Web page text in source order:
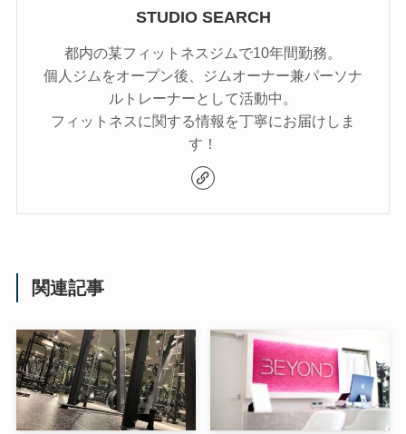
STUDIO SEARCH
都内の某フィットネスジムで10年間勤務。
個人ジムをオープン後、ジムオーナー兼パーソナ
ルトレーナーとして活動中。
フィットネスに関する情報を丁寧にお届けしま
す！
関連記事